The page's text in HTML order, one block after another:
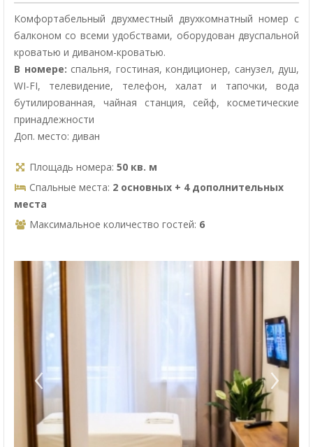
Комфортабельный двухместный двухкомнатный номер с
балконом со всеми удобствами, оборудован двуспальной
кроватью и диваном-кроватью.
В номере: спальня, гостиная, кондиционер, санузел, душ,
WI-FI, телевидение, телефон, халат и тапочки, вода
бутилированная, чайная станция, сейф, косметические
принадлежности
Доп. место: диван
Площадь номера: 50 кв. м
Спальные места: 2 основных + 4 дополнительных
места
Максимальное количество гостей: 6
‹ ›